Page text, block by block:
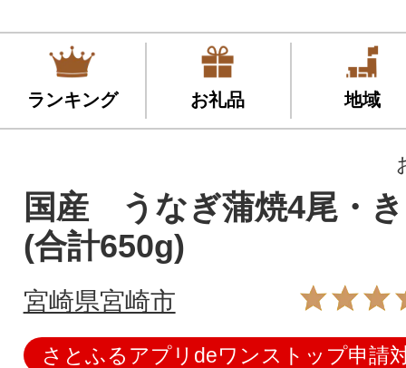
ランキング お礼品 地域
国産 うなぎ蒲焼4尾・
(合計650g)
宮崎県宮崎市
さとふるアプリdeワンストップ申請